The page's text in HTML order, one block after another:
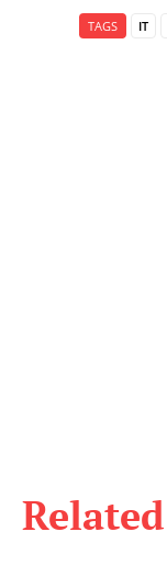
Related
TAGS ІТ